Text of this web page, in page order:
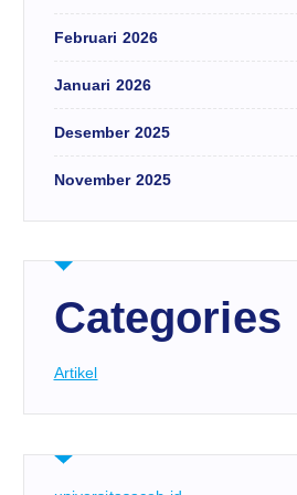
Februari 2026
Januari 2026
Desember 2025
November 2025
Categories
Artikel